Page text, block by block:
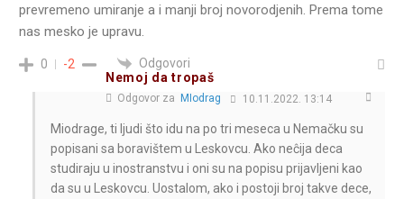
prevremeno umiranje a i manji broj novorodjenih. Prema tome
nas mesko je upravu.
0 -2
Odgovori
Nemoj da tropaš
Odgovor za MIodrag 10.11.2022. 13:14
Miodrage, ti ljudi što idu na po tri meseca u Nemačku su
popisani sa boravištem u Leskovcu. Ako neĉija deca
studiraju u inostranstvu i oni su na popisu prijavljeni kao
da su u Leskovcu. Uostalom, ako i postoji broj takve dece,